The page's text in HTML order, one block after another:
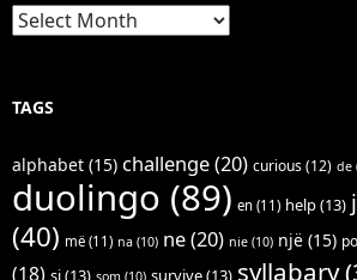
Archives
TAGS
alphabet (15) challenge(20) curious(12) de
duolingo (89) en (11) help(13)
(40) më (11) na (10) ne(20) nie (10) një (15) po
(18) si(13) som (10) survive(13) syllabary